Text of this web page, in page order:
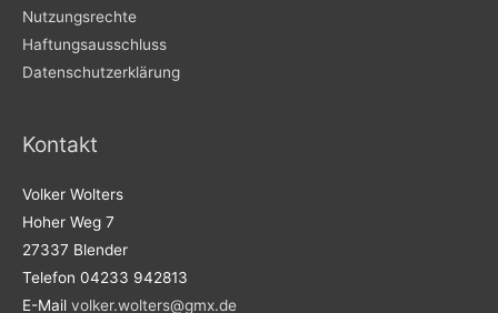
Nutzungsrechte
Haftungsausschluss
Datenschutzerklärung
Kontakt
Volker Wolters
Hoher Weg 7
27337 Blender
Telefon 04233 942813
E-Mail volker.wolters@gmx.de